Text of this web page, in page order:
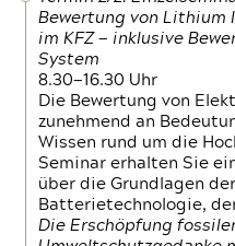
Bewertung von Lithium
im KFZ — inklusive
System
8.30—16.30 Uhr
Die Bewertung von
zunehmend an
Wissen rund um die
Seminar erhalten Sie
über die Grundlagen
Batterietechnologie,
Die Erschöpfung